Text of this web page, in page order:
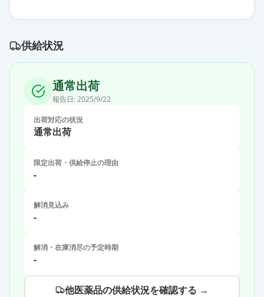
供給状況
通常出荷
報告日: 2025/9/22
出荷対応の状況
通常出荷
限定出荷・供給停止の理由
-
解消見込み
-
解消・在庫消尽の予定時期
-
他医薬品の供給状況を確認する →